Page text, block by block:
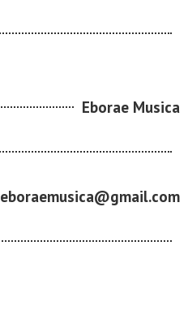
Eborae Musica
eboraemusica@gmail.com